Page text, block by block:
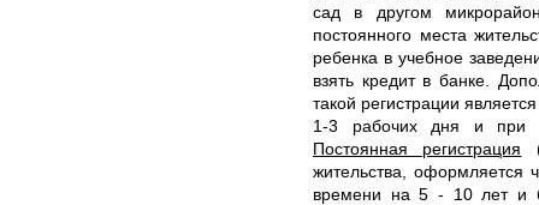
сад в другом
постоянного места
ребенка в учебное
взять кредит в банке.
такой регистрации
1-3 рабочих дня и при
Постоянная регистрация
жительства, оформляется
времени на 5 - 10 лет и